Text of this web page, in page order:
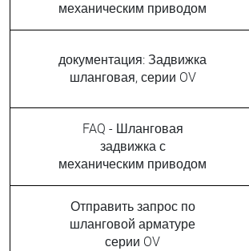
механическим приводом
документация: Задвижка
шланговая, серии OV
FAQ - Шланговая
задвижка с
механическим приводом
Отправить запрос по
шланговой арматуре
серии OV